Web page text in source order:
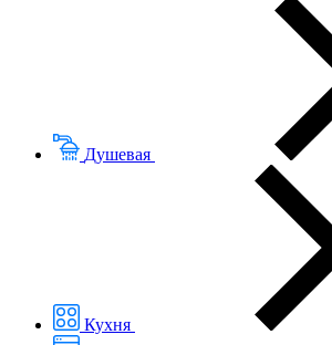
Душевая
Кухня